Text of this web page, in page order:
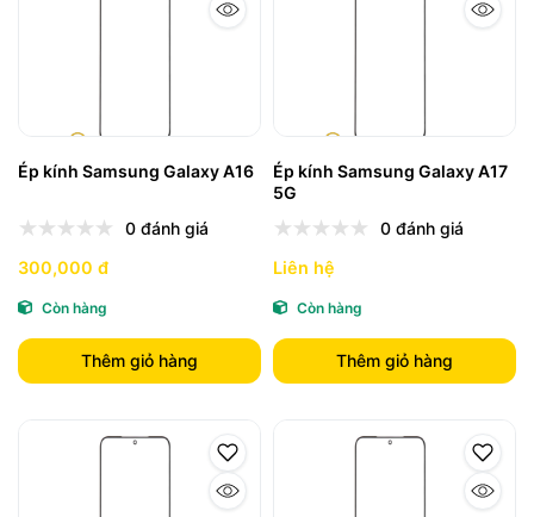
Ép kính Samsung Galaxy A16
0 đánh giá
300,000 đ
Còn hàng
Thêm giỏ hàng
Ép kính Samsung Galaxy A17
5G
0 đánh giá
Liên hệ
Còn hàng
Thêm giỏ hàng